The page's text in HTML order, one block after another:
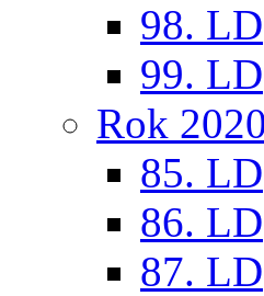
98. LD
99. LD
Rok 2020
85. LD
86. LD
87. LD